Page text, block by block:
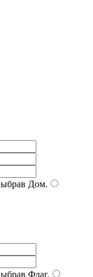
Дом.
Флаг.